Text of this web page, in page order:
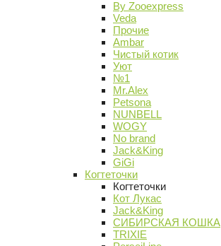
By Zooexpress
Veda
Прочие
Ambar
Чистый котик
Уют
№1
Mr.Alex
Petsona
NUNBELL
WOGY
No brand
Jack&King
GiGi
Когтеточки
Когтеточки
Кот Лукас
Jack&King
СИБИРСКАЯ КОШКА
TRIXIE